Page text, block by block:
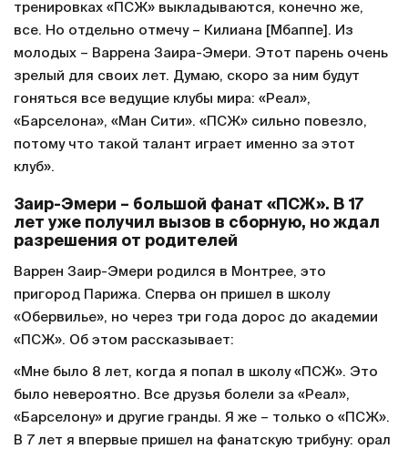
тренировках «ПСЖ» выкладываются, конечно же,
все. Но отдельно отмечу – Килиана [Мбаппе]. Из
молодых – Варрена Заира-Эмери. Этот парень очень
зрелый для своих лет. Думаю, скоро за ним будут
гоняться все ведущие клубы мира: «Реал»,
«Барселона», «Ман Сити». «ПСЖ» сильно повезло,
потому что такой талант играет именно за этот
клуб».
Заир-Эмери – большой фанат «ПСЖ». В 17
лет уже получил вызов в сборную, но ждал
разрешения от родителей
Варрен Заир-Эмери родился в Монтрее, это
пригород Парижа. Сперва он пришел в школу
«Обервилье», но через три года дорос до академии
«ПСЖ». Об этом рассказывает:
«Мне было 8 лет, когда я попал в школу «ПСЖ». Это
было невероятно. Все друзья болели за «Реал»,
«Барселону» и другие гранды. Я же – только о «ПСЖ».
В 7 лет я впервые пришел на фанатскую трибуну: орал